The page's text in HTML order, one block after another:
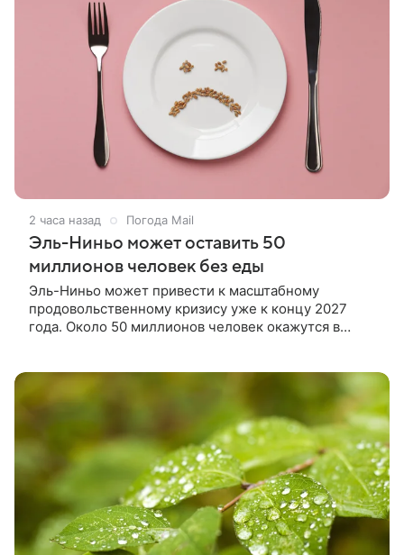
2 часа назад Погода Mail
Эль-Ниньо может оставить 50
миллионов человек без еды
Эль-Ниньо может привести к масштабному
продовольственному кризису уже к концу 2027
года. Около 50 миллионов человек окажутся в